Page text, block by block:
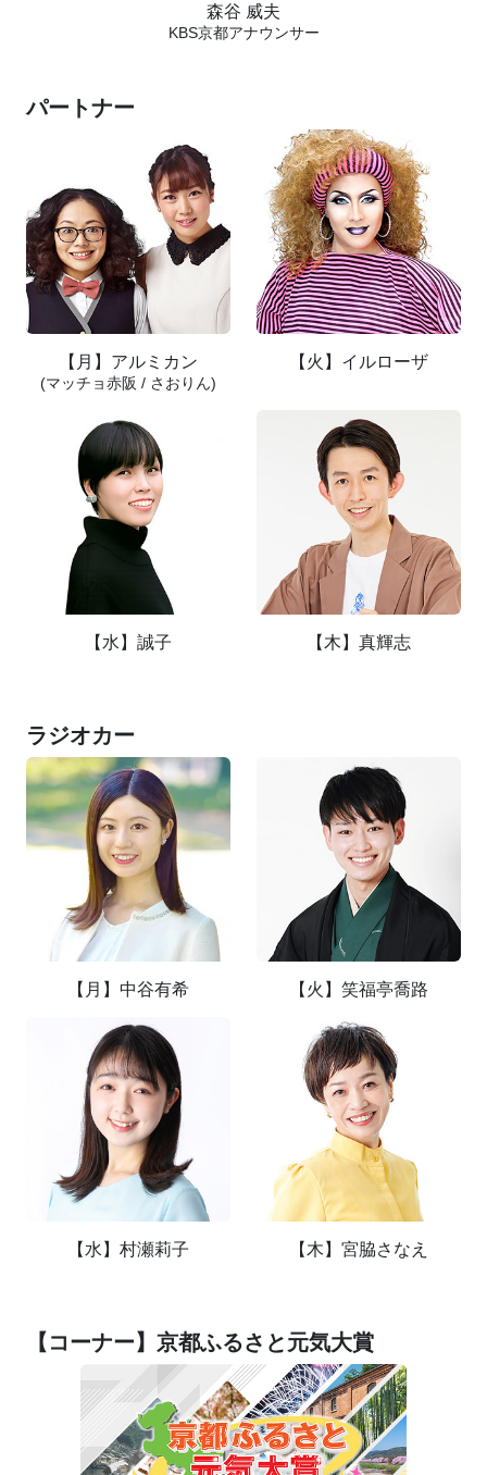
森谷 威夫
KBS京都アナウンサー
パートナー
【月】アルミカン
(マッチョ赤阪 / さおりん)
【火】イルローザ
【水】誠子 【木】真輝志
ラジオカー
【月】中谷有希 【火】笑福亭喬路
【水】村瀬莉子 【木】宮脇さなえ
【コーナー】京都ふるさと元気大賞